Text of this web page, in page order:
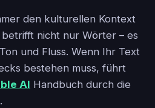
den kulturellen Kontext
nicht nur Wörter – es
und Fluss. Wenn Ihr Text
bestehen muss, führt
AI Handbuch durch die